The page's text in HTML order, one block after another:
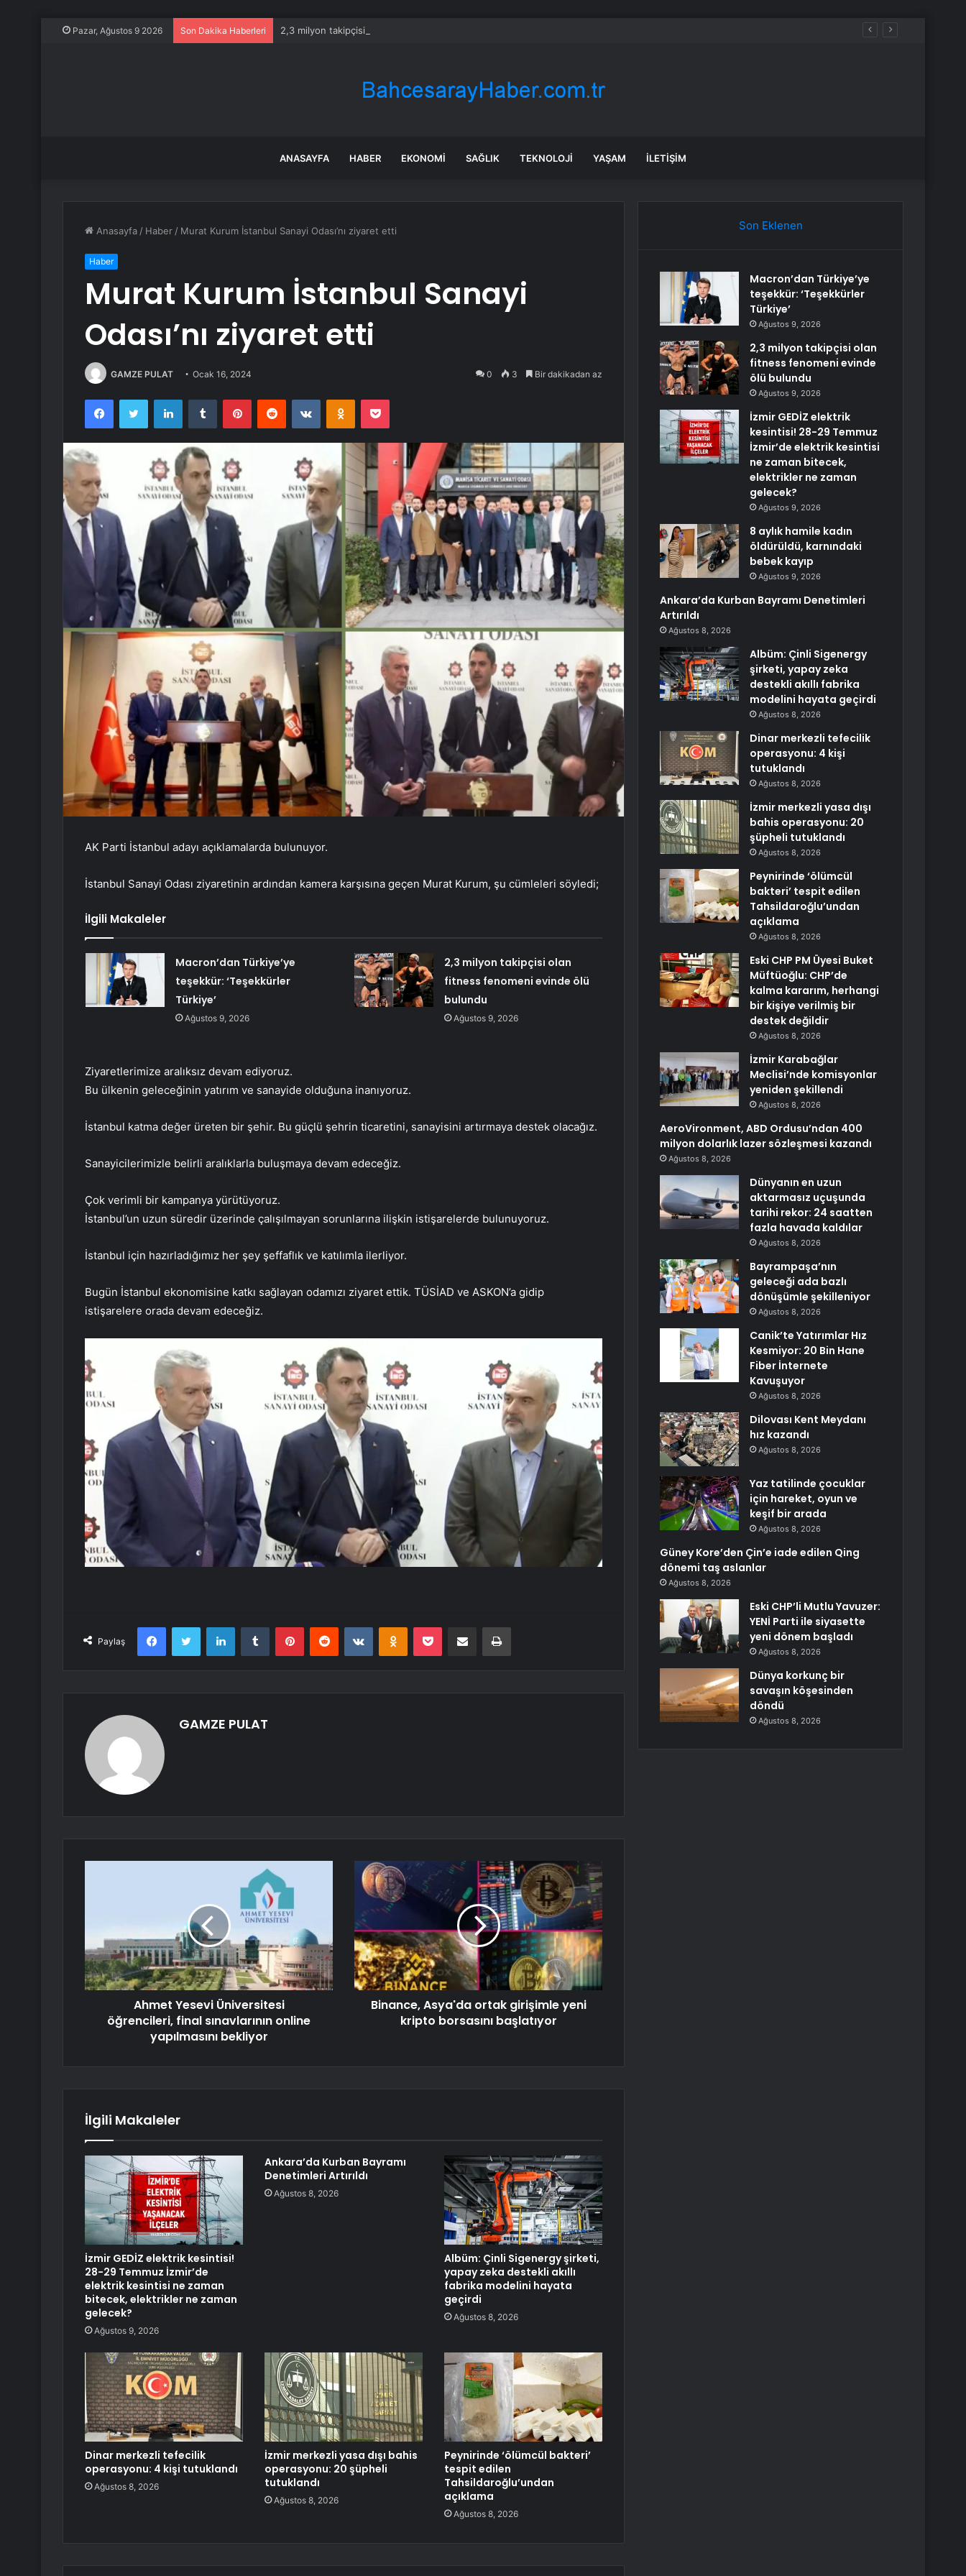
Pazar, Ağustos 9 2026 Son Dakika Haberleri 2,3 milyon takipçisi olan fitness fenomeni evinde ölü bulundu
ANASAYFA HABER EKONOMI SAĞLIK TEKNOLOJI YAŞAM İLETIŞIM
Anasayfa / Haber / Murat Kurum İstanbul Sanayi Odası’nı ziyaret etti
Haber
Murat Kurum İstanbul Sanayi
Odası’nı ziyaret etti
GAMZE PULAT Ocak 16, 2024 0 3 Bir dakikadan az
FacebookTwitter LinkedInTumblr PinterestReddit VKontakteOdnoklassniki
Pocket
AK Parti İstanbul adayı açıklamalarda bulunuyor.
İstanbul Sanayi Odası ziyaretinin ardından kamera karşısına geçen Murat Kurum, şu cümleleri söyledi;
İlgili Makaleler
Macron’dan Türkiye’ye
teşekkür: ‘Teşekkürler
Türkiye’
Ağustos 9, 2026
2,3 milyon takipçisi olan
fitness fenomeni evinde ölü
bulundu
Ağustos 9, 2026
Ziyaretlerimize aralıksız devam ediyoruz.
Bu ülkenin geleceğinin yatırım ve sanayide olduğuna inanıyoruz.
İstanbul katma değer üreten bir şehir. Bu güçlü şehrin ticaretini, sanayisini artırmaya destek olacağız.
Sanayicilerimizle belirli aralıklarla buluşmaya devam edeceğiz.
Çok verimli bir kampanya yürütüyoruz.
İstanbul’un uzun süredir üzerinde çalışılmayan sorunlarına ilişkin istişarelerde bulunuyoruz.
İstanbul için hazırladığımız her şey şeffaflık ve katılımla ilerliyor.
Bugün İstanbul ekonomisine katkı sağlayan odamızı ziyaret ettik. TÜSİAD ve ASKON’a gidip
istişarelere orada devam edeceğiz.
Paylaş
FacebookTwitter LinkedInTumblr PinterestReddit VKontakteOdnoklassniki
Pocket E-Posta ile paylaş Yazdır
GAMZE PULAT
Ahmet Yesevi Üniversitesi
öğrencileri, final sınavlarının online
yapılmasını bekliyor
Binance, Asya'da ortak girişimle yeni
kripto borsasını başlatıyor
İlgili Makaleler
İzmir GEDİZ elektrik kesintisi!
28-29 Temmuz İzmir’de
elektrik kesintisi ne zaman
bitecek, elektrikler ne zaman
gelecek?
Ağustos 9, 2026
Ankara’da Kurban Bayramı
Denetimleri Artırıldı
Ağustos 8, 2026
Albüm: Çinli Sigenergy şirketi,
yapay zeka destekli akıllı
fabrika modelini hayata
geçirdi
Ağustos 8, 2026
Dinar merkezli tefecilik
operasyonu: 4 kişi tutuklandı
Ağustos 8, 2026
İzmir merkezli yasa dışı bahis
operasyonu: 20 şüpheli
tutuklandı
Ağustos 8, 2026
Peynirinde ‘ölümcül bakteri’
tespit edilen
Tahsildaroğlu’undan
açıklama
Ağustos 8, 2026
Son Eklenen
Macron’dan Türkiye’ye
teşekkür: ‘Teşekkürler
Türkiye’
Ağustos 9, 2026
2,3 milyon takipçisi olan
fitness fenomeni evinde
ölü bulundu
Ağustos 9, 2026
İzmir GEDİZ elektrik
kesintisi! 28-29 Temmuz
İzmir’de elektrik kesintisi
ne zaman bitecek,
elektrikler ne zaman
gelecek?
Ağustos 9, 2026
8 aylık hamile kadın
öldürüldü, karnındaki
bebek kayıp
Ağustos 9, 2026
Ankara’da Kurban Bayramı Denetimleri
Artırıldı
Ağustos 8, 2026
Albüm: Çinli Sigenergy
şirketi, yapay zeka
destekli akıllı fabrika
modelini hayata geçirdi
Ağustos 8, 2026
Dinar merkezli tefecilik
operasyonu: 4 kişi
tutuklandı
Ağustos 8, 2026
İzmir merkezli yasa dışı
bahis operasyonu: 20
şüpheli tutuklandı
Ağustos 8, 2026
Peynirinde ‘ölümcül
bakteri’ tespit edilen
Tahsildaroğlu’undan
açıklama
Ağustos 8, 2026
Eski CHP PM Üyesi Buket
Müftüoğlu: CHP’de
kalma kararım, herhangi
bir kişiye verilmiş bir
destek değildir
Ağustos 8, 2026
İzmir Karabağlar
Meclisi’nde komisyonlar
yeniden şekillendi
Ağustos 8, 2026
AeroVironment, ABD Ordusu’ndan 400
milyon dolarlık lazer sözleşmesi kazandı
Ağustos 8, 2026
Dünyanın en uzun
aktarmasız uçuşunda
tarihi rekor: 24 saatten
fazla havada kaldılar
Ağustos 8, 2026
Bayrampaşa’nın
geleceği ada bazlı
dönüşümle şekilleniyor
Ağustos 8, 2026
Canik’te Yatırımlar Hız
Kesmiyor: 20 Bin Hane
Fiber İnternete
Kavuşuyor
Ağustos 8, 2026
Dilovası Kent Meydanı
hız kazandı
Ağustos 8, 2026
Yaz tatilinde çocuklar
için hareket, oyun ve
keşif bir arada
Ağustos 8, 2026
Güney Kore’den Çin’e iade edilen Qing
dönemi taş aslanlar
Ağustos 8, 2026
Eski CHP’li Mutlu Yavuzer:
YENİ Parti ile siyasette
yeni dönem başladı
Ağustos 8, 2026
Dünya korkunç bir
savaşın köşesinden
döndü
Ağustos 8, 2026